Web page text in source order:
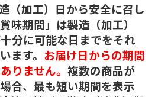
（加工）日から安全に召し
味期間」は製造（加工）
分に可能な日までをそれ
ます。 お届け日からの期間
りません。 複数の商品が
合、最も短い期間を表示